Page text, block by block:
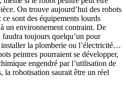
On trouve aujourd’hui des robots
sont des équipements lourds
un environnement contraint. De
toujours quelqu’un pour
la plomberie ou l’électricité…
peintres pourraient se développer,
engendré par l’utilisation de
la robotisation saurait être un réel